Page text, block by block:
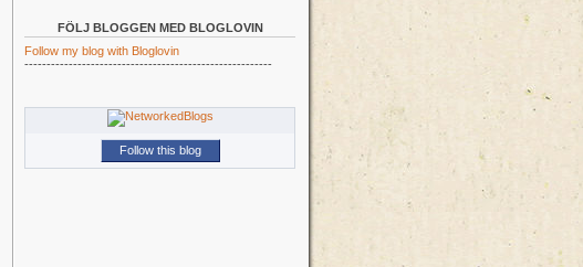
FÖLJ BLOGGEN MED BLOGLOVIN
Follow my blog with Bloglovin
--------------------------------------------------------
Follow this blog